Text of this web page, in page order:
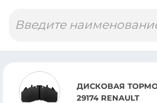
товаров
ДИСКОВАЯ ТОРМОЗНАЯ НАКЛАДКА
29174 RENAULT